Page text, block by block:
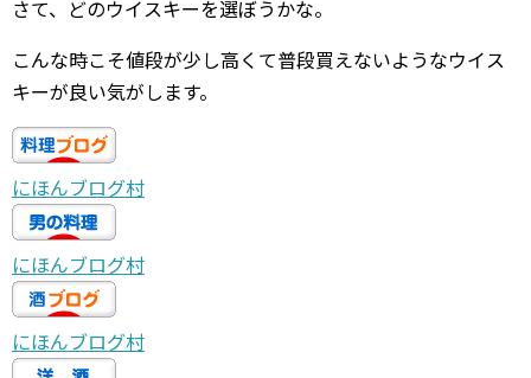
さて、どのウイスキーを選ぼうかな。
こんな時こそ値段が少し高くて普段買えないようなウイス
キーが良い気がします。
にほんブログ村
にほんブログ村
にほんブログ村